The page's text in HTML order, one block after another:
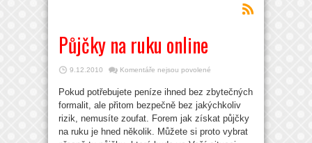
Půjčky na ruku online
9.12.2010 Komentáře nejsou povolené
názvem
Půjčky
na
ruku
online
Pokud potřebujete peníze ihned bez zbytečných
formalit, ale přitom bezpečně bez jakýchkoliv
rizik, nemusíte zoufat. Forem jak získat půjčky
na ruku je hned několik. Můžete si proto vybrat